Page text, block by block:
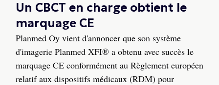
Un CBCT en charge obtient le
marquage CE
Planmed Oy vient d'annoncer que son système
d'imagerie Planmed XFI® a obtenu avec succès le
marquage CE conformément au Règlement européen
relatif aux dispositifs médicaux (RDM) pour